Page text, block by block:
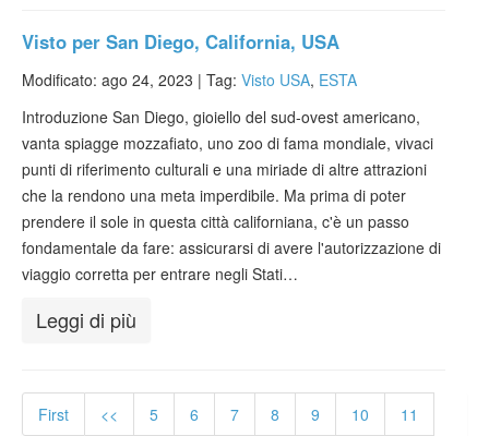
Visto per San Diego, California, USA
Modificato: ago 24, 2023 | Tag: Visto USA, ESTA
Introduzione San Diego, gioiello del sud-ovest americano,
vanta spiagge mozzafiato, uno zoo di fama mondiale, vivaci
punti di riferimento culturali e una miriade di altre attrazioni
che la rendono una meta imperdibile. Ma prima di poter
prendere il sole in questa città californiana, c'è un passo
fondamentale da fare: assicurarsi di avere l'autorizzazione di
viaggio corretta per entrare negli Stati…
Leggi di più
First << 5 6 7 8 9 10
11